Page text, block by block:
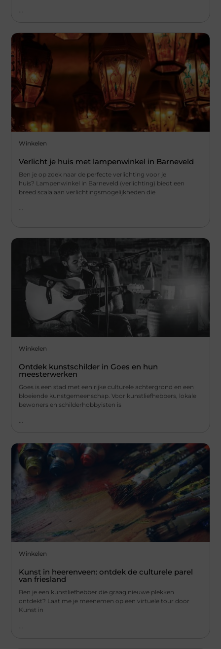
Winkelen
Verlicht je huis met lampenwinkel in Barneveld
Ben je op zoek naar de perfecte verlichting voor je
huis? Lampenwinkel in Barneveld (verlichting) biedt een
breed scala aan verlichtingsmogelijkheden die
Winkelen
Ontdek kunstschilder in Goes en hun
meesterwerken
Goes is een stad met een rijke culturele achtergrond en een
bloeiende kunstgemeenschap. Voor kunstliefhebbers, lokale
bewoners en schilderhobbyisten is
...
Winkelen
Kunst in heerenveen: ontdek de culturele parel
van friesland
Ben je een kunstliefhebber die graag nieuwe plekken
ontdekt? Laat me je meenemen op een virtuele tour door
Kunst in